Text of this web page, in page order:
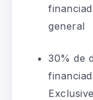
general
30% de
Exclusive